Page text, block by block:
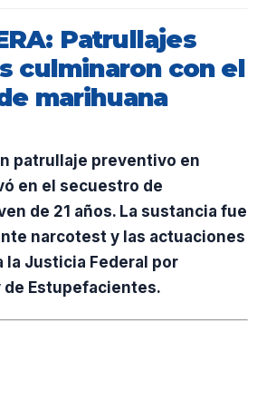
Patrullajes
culminaron con el
marihuana
patrullaje preventivo en
en el secuestro de
de 21 años. La sustancia fue
narcotest y las actuaciones
Justicia Federal por
de Estupefacientes.